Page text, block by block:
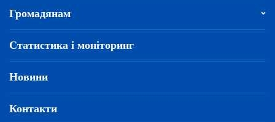
Громадянам
Статистика і моніторинг
Новини
Контакти